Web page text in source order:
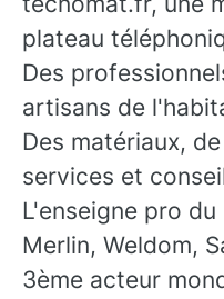
plateau
Des
artisans de
Des matériaux,
services et
L'enseigne pro
Merlin, Weldom,
3ème acteur